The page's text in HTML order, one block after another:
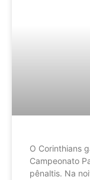
O Corinthians
Campeonato
pênaltis. Na